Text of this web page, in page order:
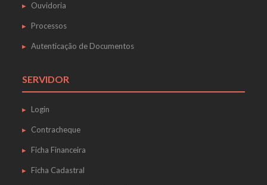
Ouvidoria
Processos
Autenticação de Documentos
SERVIDOR
Login
Contracheque
Ficha Financeira
Ficha Cadastral